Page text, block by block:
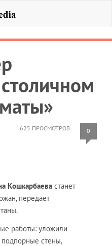
625 ПРОСМОТРОВ 0
Кошкарбаева станет
передает
работы: уложили
стены,